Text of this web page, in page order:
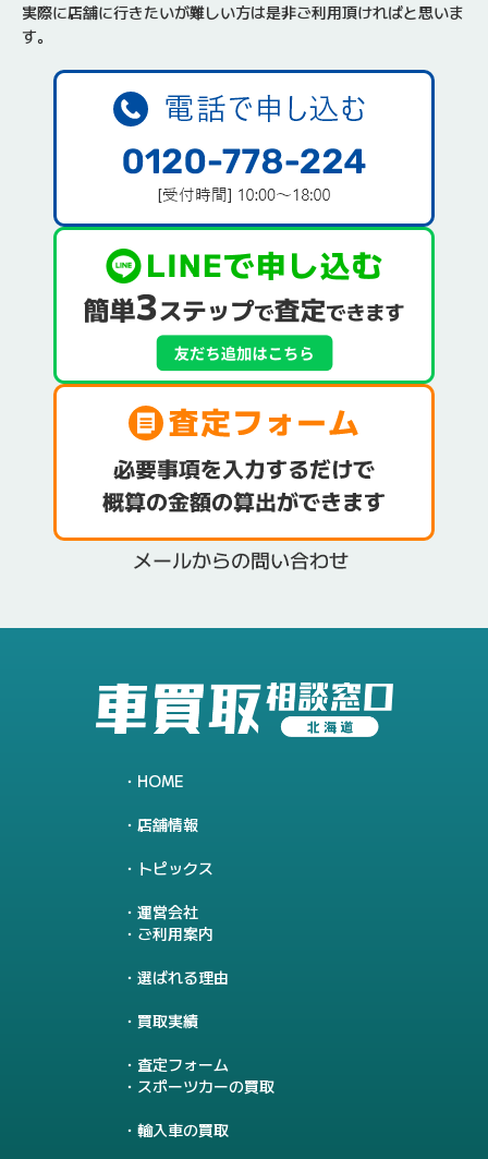
実際に店舗に行きたいが難しい方は是非ご利用頂ければと思いま
す。
HOME
店舗情報
トピックス
運営会社
ご利用案内
選ばれる理由
買取実績
査定フォーム
スポーツカーの買取
輸入車の買取